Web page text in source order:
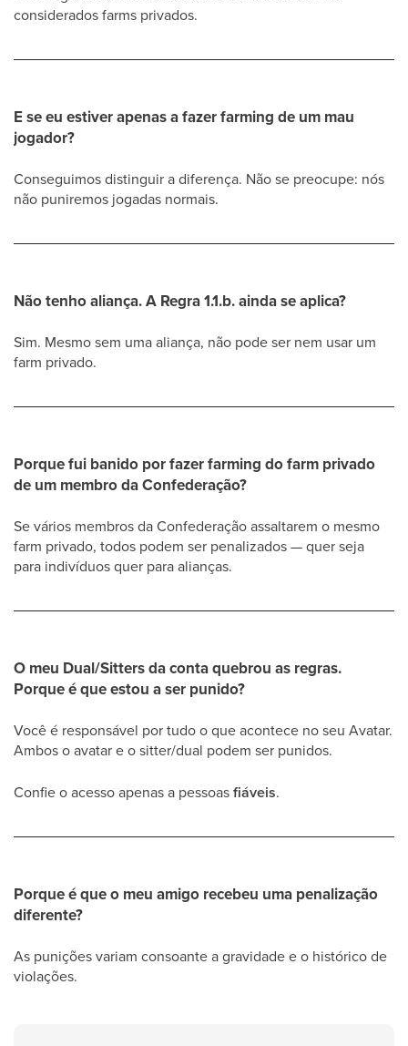
considerados farms privados.
E se eu estiver apenas a fazer farming de um mau
jogador?
Conseguimos distinguir a diferença. Não se preocupe: nós
não puniremos jogadas normais.
Não tenho aliança. A Regra 1.1.b. ainda se aplica?
Sim. Mesmo sem uma aliança, não pode ser nem usar um
farm privado.
Porque fui banido por fazer farming do farm privado
de um membro da Confederação?
Se vários membros da Confederação assaltarem o mesmo
farm privado, todos podem ser penalizados — quer seja
para indivíduos quer para alianças.
O meu Dual/Sitters da conta quebrou as regras.
Porque é que estou a ser punido?
Você é responsável por tudo o que acontece no seu Avatar.
Ambos o avatar e o sitter/dual podem ser punidos.
Confie o acesso apenas a pessoasfiáveis.
Porque é que o meu amigo recebeu uma penalização
diferente?
As punições variam consoante a gravidade e o histórico de
violações.